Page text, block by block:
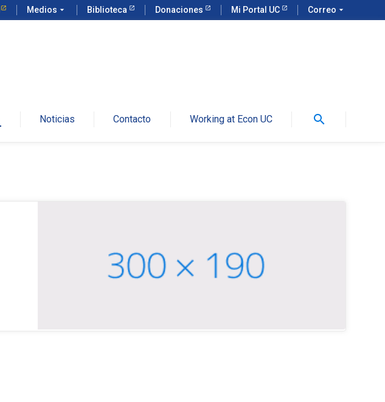
Medios arrow_drop_down Biblioteca Donaciones Mi Portal UC Correo arrow_drop_down
Noticias Contacto Working at Econ UC search